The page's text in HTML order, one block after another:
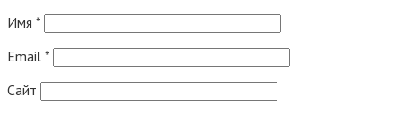
Имя *
Email *
Сайт